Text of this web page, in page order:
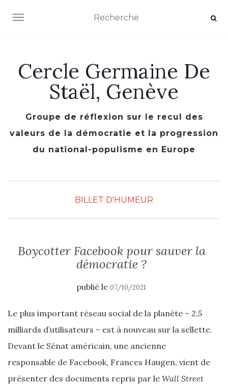
AFFICHER/MASQUER LA NAVIGATION
Cercle Germaine De
Staël, Genève
Groupe de réflexion sur le recul des
valeurs de la démocratie et la progression
du national-populisme en Europe
BILLET D'HUMEUR
Boycotter Facebook pour sauver la
démocratie ?
publié le 07/10/2021
Le plus important réseau social de la planète – 2,5
milliards d’utilisateurs – est à nouveau sur la sellette.
Devant le Sénat américain, une ancienne
responsable de Facebook, Frances Haugen, vient de
présenter des documents repris par le Wall Street